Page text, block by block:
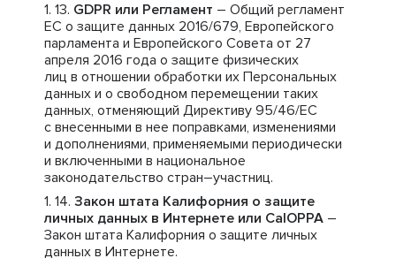
GDPR или Регламент – Общий регламент
ЕС о защите данных 2016/679, Европейского
парламента и Европейского Совета от 27
апреля 2016 года о защите физических
лиц в отношении обработки их Персональных
данных и о свободном перемещении таких
данных, отменяющий Директиву 95/46/ЕС
с внесенными в нее поправками, изменениями
и дополнениями, применяемыми периодически
и включенными в национальное
законодательство стран–участниц.
Закон штата Калифорния о защите
личных данных в Интернете или CalOPPA –
Закон штата Калифорния о защите личных
данных в Интернете.